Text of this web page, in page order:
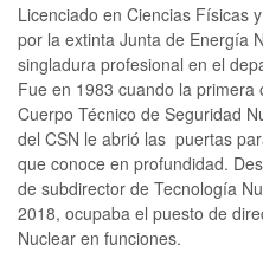
Licenciado en Ciencias Físicas
por la extinta Junta de Energía
singladura profesional en el
Fue en 1983 cuando la primera
Cuerpo Técnico de Seguridad
del CSN le abrió las puertas
que conoce en profundidad.
de subdirector de Tecnología
2018, ocupaba el puesto de
Nuclear en funciones.